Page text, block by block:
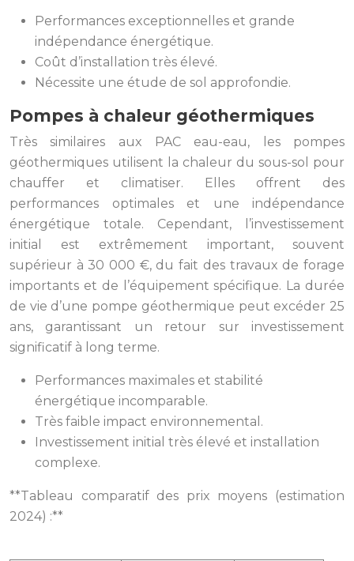
Performances exceptionnelles et grande
indépendance énergétique.
Coût d’installation très élevé.
Nécessite une étude de sol approfondie.
Pompes à chaleur géothermiques
Très similaires aux PAC eau-eau, les pompes
géothermiques utilisent la chaleur du sous-sol pour
chauffer et climatiser. Elles offrent des
performances optimales et une indépendance
énergétique totale. Cependant, l’investissement
initial est extrêmement important, souvent
supérieur à 30 000 €, du fait des travaux de forage
importants et de l’équipement spécifique. La durée
de vie d’une pompe géothermique peut excéder 25
ans, garantissant un retour sur investissement
significatif à long terme.
Performances maximales et stabilité
énergétique incomparable.
Très faible impact environnemental.
Investissement initial très élevé et installation
complexe.
**Tableau comparatif des prix moyens (estimation
2024) :**